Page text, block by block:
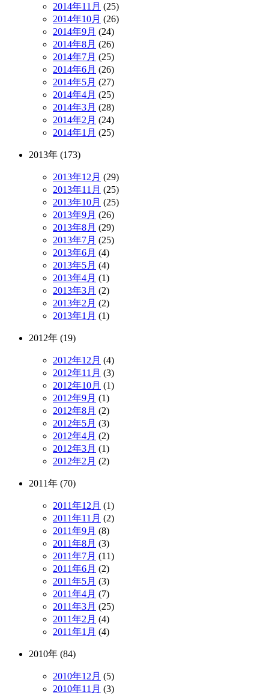
2014年11月 (25)
2014年10月 (26)
2014年9月 (24)
2014年8月 (26)
2014年7月 (25)
2014年6月 (26)
2014年5月 (27)
2014年4月 (25)
2014年3月 (28)
2014年2月 (24)
2014年1月 (25)
2013年 (173)
2013年12月 (29)
2013年11月 (25)
2013年10月 (25)
2013年9月 (26)
2013年8月 (29)
2013年7月 (25)
2013年6月 (4)
2013年5月 (4)
2013年4月 (1)
2013年3月 (2)
2013年2月 (2)
2013年1月 (1)
2012年 (19)
2012年12月 (4)
2012年11月 (3)
2012年10月 (1)
2012年9月 (1)
2012年8月 (2)
2012年5月 (3)
2012年4月 (2)
2012年3月 (1)
2012年2月 (2)
2011年 (70)
2011年12月 (1)
2011年11月 (2)
2011年9月 (8)
2011年8月 (3)
2011年7月 (11)
2011年6月 (2)
2011年5月 (3)
2011年4月 (7)
2011年3月 (25)
2011年2月 (4)
2011年1月 (4)
2010年 (84)
2010年12月 (5)
2010年11月 (3)